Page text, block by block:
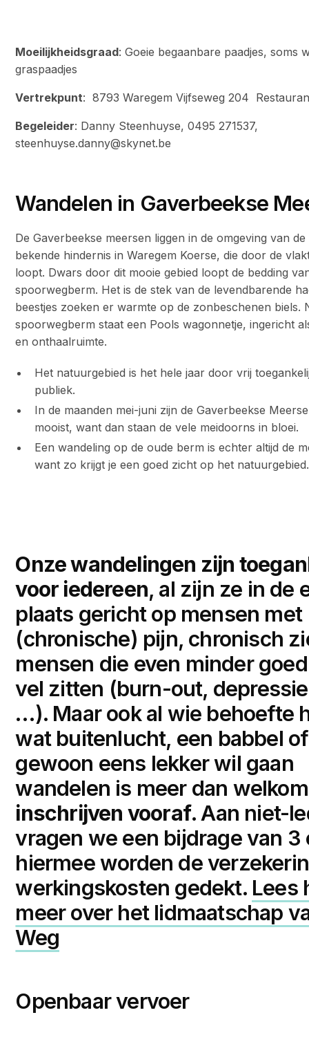
Moeilijkheidsgraad: Goeie begaanbare paadjes, soms
graspaadjes
Vertrekpunt: 8793 Waregem Vijfseweg 204
Begeleider: Danny Steenhuyse, 0495 271537,
steenhuyse.danny@skynet.be
Wandelen in Gaverbeekse
De Gaverbeekse meersen liggen in de omgeving van
bekende hindernis in Waregem Koerse, die door de
loopt. Dwars door dit mooie gebied loopt de bedding
spoorwegberm. Het is de stek van de levendbarende
beestjes zoeken er warmte op de zonbeschenen biels.
spoorwegberm staat een Pools wagonnetje, ingericht
en onthaalruimte.
Het natuurgebied is het hele jaar door vrij
publiek.
In de maanden mei-juni zijn de Gaverbeekse
mooist, want dan staan de vele meidoorns in bloei.
Een wandeling op de oude berm is echter altijd de
want zo krijgt je een goed zicht op het natuurgebied.
Onze wandelingen zijn
voor iedereen, al zijn ze in de
plaats gericht op mensen met
(chronische) pijn, chronisch
mensen die even minder
vel zitten (burn-out,
…). Maar ook al wie behoefte
wat buitenlucht, een babbel of
gewoon eens lekker wil gaan
wandelen is meer dan
inschrijven vooraf. Aan niet-
vragen we een bijdrage van 3
hiermee worden de
werkingskosten gedekt. Lees
meer over het lidmaatschap
Weg
Openbaar vervoer